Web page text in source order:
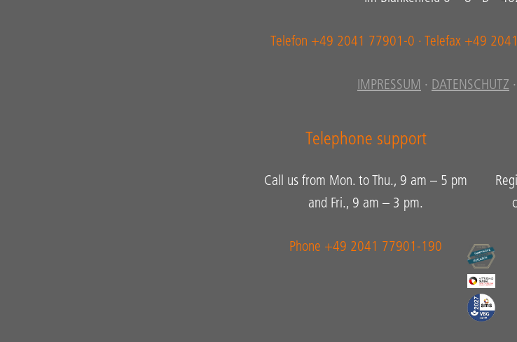
Telefon +49 2041 77901-0 · Telefax +49
IMPRESSUM · DATENSCHUTZ ·
Telephone support
Call us from Mon. to Thu., 9 am – 5 pm
and Fri., 9 am – 3 pm.
Phone +49 2041 77901-190